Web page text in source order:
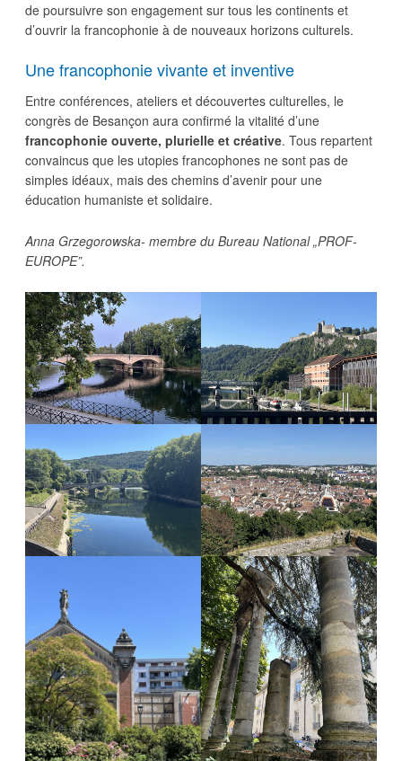
de poursuivre son engagement sur tous les continents et
d’ouvrir la francophonie à de nouveaux horizons culturels.
Une francophonie vivante et inventive
Entre conférences, ateliers et découvertes culturelles, le
congrès de Besançon aura confirmé la vitalité d’une
francophonie ouverte, plurielle et créative. Tous repartent
convaincus que les utopies francophones ne sont pas de
simples idéaux, mais des chemins d’avenir pour une
éducation humaniste et solidaire.
Anna Grzegorowska- membre du Bureau National „PROF-
EUROPE”.